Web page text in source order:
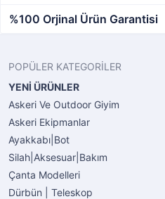
%100 Orjinal Ürün Garantisi
POPÜLER KATEGORİLER
YENİ ÜRÜNLER
Askeri Ve Outdoor Giyim
Askeri Ekipmanlar
Ayakkabı|Bot
Silah|Aksesuar|Bakım
Çanta Modelleri
Dürbün | Teleskop